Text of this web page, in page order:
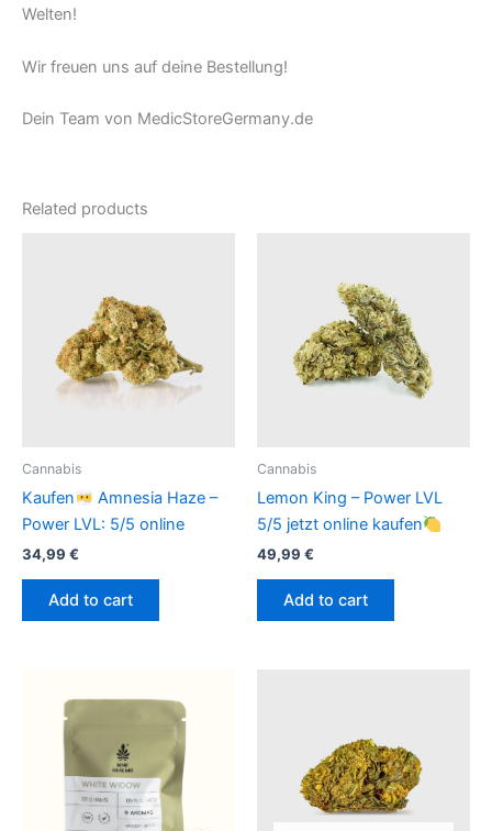
Welten!
Wir freuen uns auf deine Bestellung!
Dein Team von MedicStoreGermany.de
Related products
Cannabis
Kaufen
Amnesia Haze –
Power LVL: 5/5 online
34,99 €
Add to cart
Cannabis
Lemon King – Power LVL
5/5 jetzt online kaufen
49,99 €
Add to cart